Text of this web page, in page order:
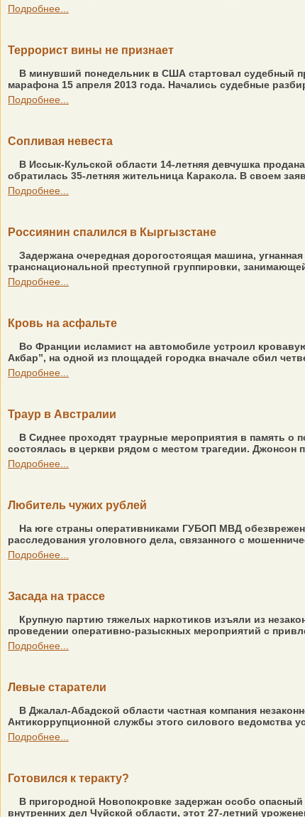
Подробнее...
Террорист вины не признает
В минувший понедельник в США стартовал судебный
марафона 15 апреля 2013 года. Начались судебные
Подробнее...
Сопливая невеста
В Иссык-Кульской области 14-летняя девчушка
обратилась 35-летняя жительница Каракола. В своем
Подробнее...
Россиянин спалился в Кыргызстане
Задержана очередная дорогостоящая машина,
транснациональной преступной группировки,
Подробнее...
Кровь на асфальте
Во Франции исламист на автомобиле устроил
Акбар”, на одной из площадей городка вначале сбил
Подробнее...
Траур в Австралии
В Сиднее проходят траурные мероприятия в память о
состоялась в церкви рядом с местом трагедии. Джонсон
Подробнее...
Любитель чужих рублей
На юге страны оперативниками ГУБОП МВД
расследования уголовного дела, связанного с
Подробнее...
Засада на трассе
Крупную партию тяжелых наркотиков изъяли из
проведении оперативно-разыскных мероприятий с
Подробнее...
Левые старатели
В Джалал-Абадской области частная компания
Антикоррупционной службы этого силового ведомства
Подробнее...
Готовился к теракту?
В пригородной Новопокровке задержан особо
внутренних дел Чуйской области, этот 27-летний